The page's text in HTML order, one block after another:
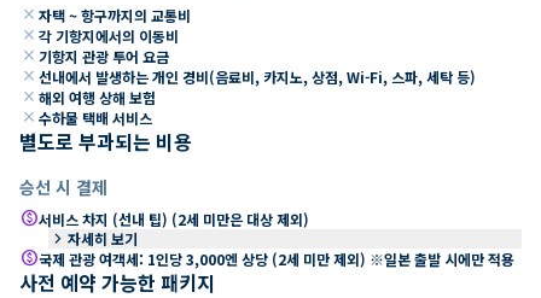
close 자택 ~ 항구까지의 교통비
close 각 기항지에서의 이동비
close 기항지 관광 투어 요금
close 선내에서 발생하는 개인 경비(음료비, 카지노, 상점, Wi-Fi, 스파, 세탁 등)
close 해외 여행 상해 보험
close 수하물 택배 서비스
별도로 부과되는 비용
승선 시 결제
paid서비스 차지 (선내 팁) (2세 미만은 대상 제외)
keyboard_arrow_right 자세히 보기
paid국제 관광 여객세: 1인당 3,000엔 상당 (2세 미만 제외) ※일본 출발 시에만 적용
사전 예약 가능한 패키지